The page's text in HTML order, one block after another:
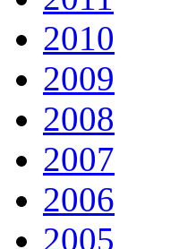
2010
2009
2008
2007
2006
2005